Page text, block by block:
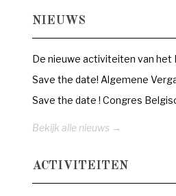
NIEUWS
De nieuwe activiteiten van het
Save the date! Algemene
Save the date ! Congres
Bekijk alle nieuws →
ACTIVITEITEN